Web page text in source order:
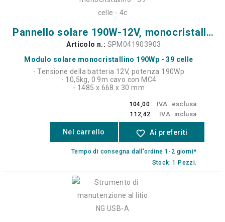
Pannello solare 190W-12V, monocristallino - 39 celle - 4c
Articolo n.: SPM041903903
Modulo solare monocristallino 190Wp - 39 celle
- Tensione della batteria 12V, potenza 190Wp
- 10,5kg, 0.9m cavo con MC4
- 1485 x 668 x 30 mm
104,00 IVA. esclusa
112,42 IVA. inclusa
Nel carrello favorite_border Ai preferiti
Tempo di consegna dall'ordine 1-2 giorni*
Stock: 1 Pezzi.